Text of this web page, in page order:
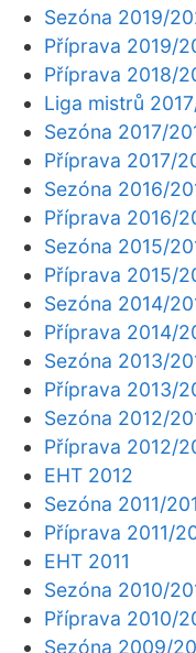
Sezóna 2019/
Příprava 2019/
Příprava 2018/
Liga mistrů
Sezóna 2017/
Příprava 2017/
Sezóna 2016/
Příprava 2016/
Sezóna 2015/
Příprava 2015/
Sezóna 2014/
Příprava 2014/
Sezóna 2013/
Příprava 2013/
Sezóna 2012/
Příprava 2012/
EHT 2012
Sezóna 2011/
Příprava 2011/
EHT 2011
Sezóna 2010/
Příprava 2010/
Sezóna 2009/